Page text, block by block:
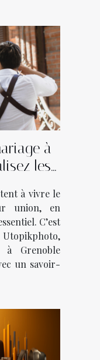
à
les
!
à vivre le
union, en
C’est
à Grenoble
un savoir-